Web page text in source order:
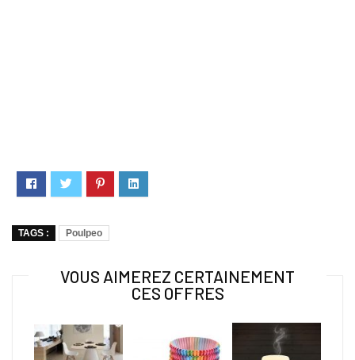
TAGS : Poulpeo
VOUS AIMEREZ CERTAINEMENT
CES OFFRES